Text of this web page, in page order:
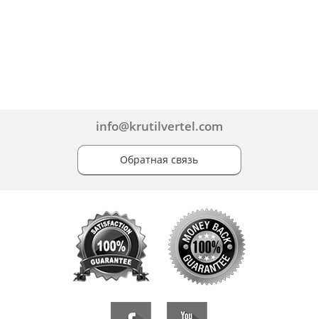
info@krutilvertel.com
Обратная связь